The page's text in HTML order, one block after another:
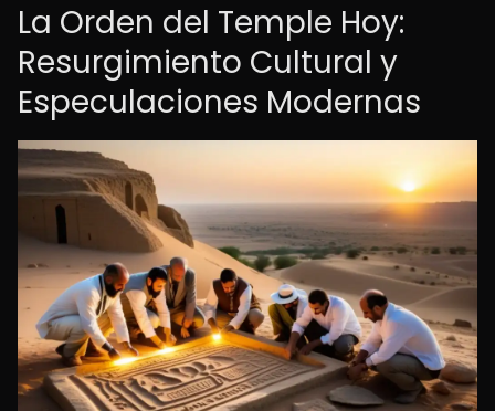
La Orden del Temple Hoy:
Resurgimiento Cultural y
Especulaciones Modernas